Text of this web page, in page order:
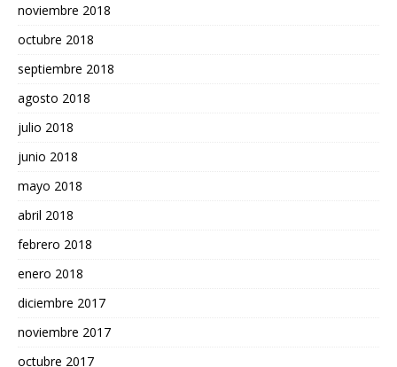
noviembre 2018
octubre 2018
septiembre 2018
agosto 2018
julio 2018
junio 2018
mayo 2018
abril 2018
febrero 2018
enero 2018
diciembre 2017
noviembre 2017
octubre 2017